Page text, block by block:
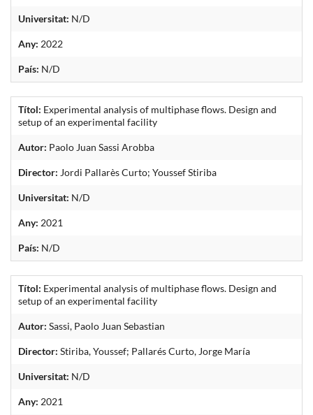
Universitat: N/D
Any: 2022
País: N/D
Títol: Experimental analysis of multiphase flows. Design and
setup of an experimental facility
Autor: Paolo Juan Sassi Arobba
Director: Jordi Pallarès Curto; Youssef Stiriba
Universitat: N/D
Any: 2021
País: N/D
Títol: Experimental analysis of multiphase flows. Design and
setup of an experimental facility
Autor: Sassi, Paolo Juan Sebastian
Director: Stiriba, Youssef; Pallarés Curto, Jorge María
Universitat: N/D
Any: 2021